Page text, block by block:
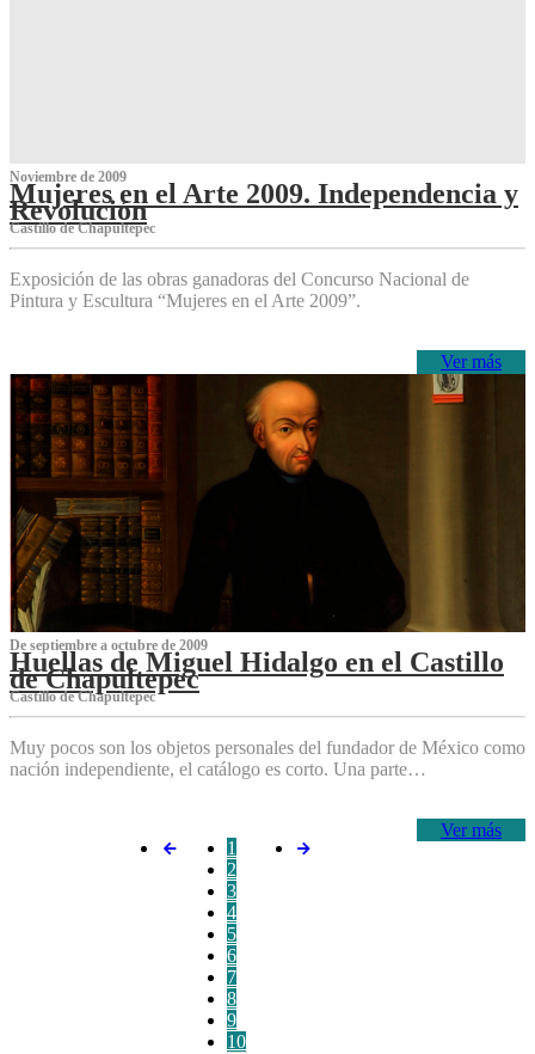
Noviembre de 2009
Mujeres en el Arte 2009. Independencia y
Revolución
Castillo de Chapultepec
Exposición de las obras ganadoras del Concurso Nacional de
Pintura y Escultura “Mujeres en el Arte 2009”.
Ver más
De septiembre a octubre de 2009
Huellas de Miguel Hidalgo en el Castillo
de Chapultepec
Castillo de Chapultepec
Muy pocos son los objetos personales del fundador de México como
nación independiente, el catálogo es corto. Una parte…
Ver más
1
2
3
4
5
6
7
8
9
10